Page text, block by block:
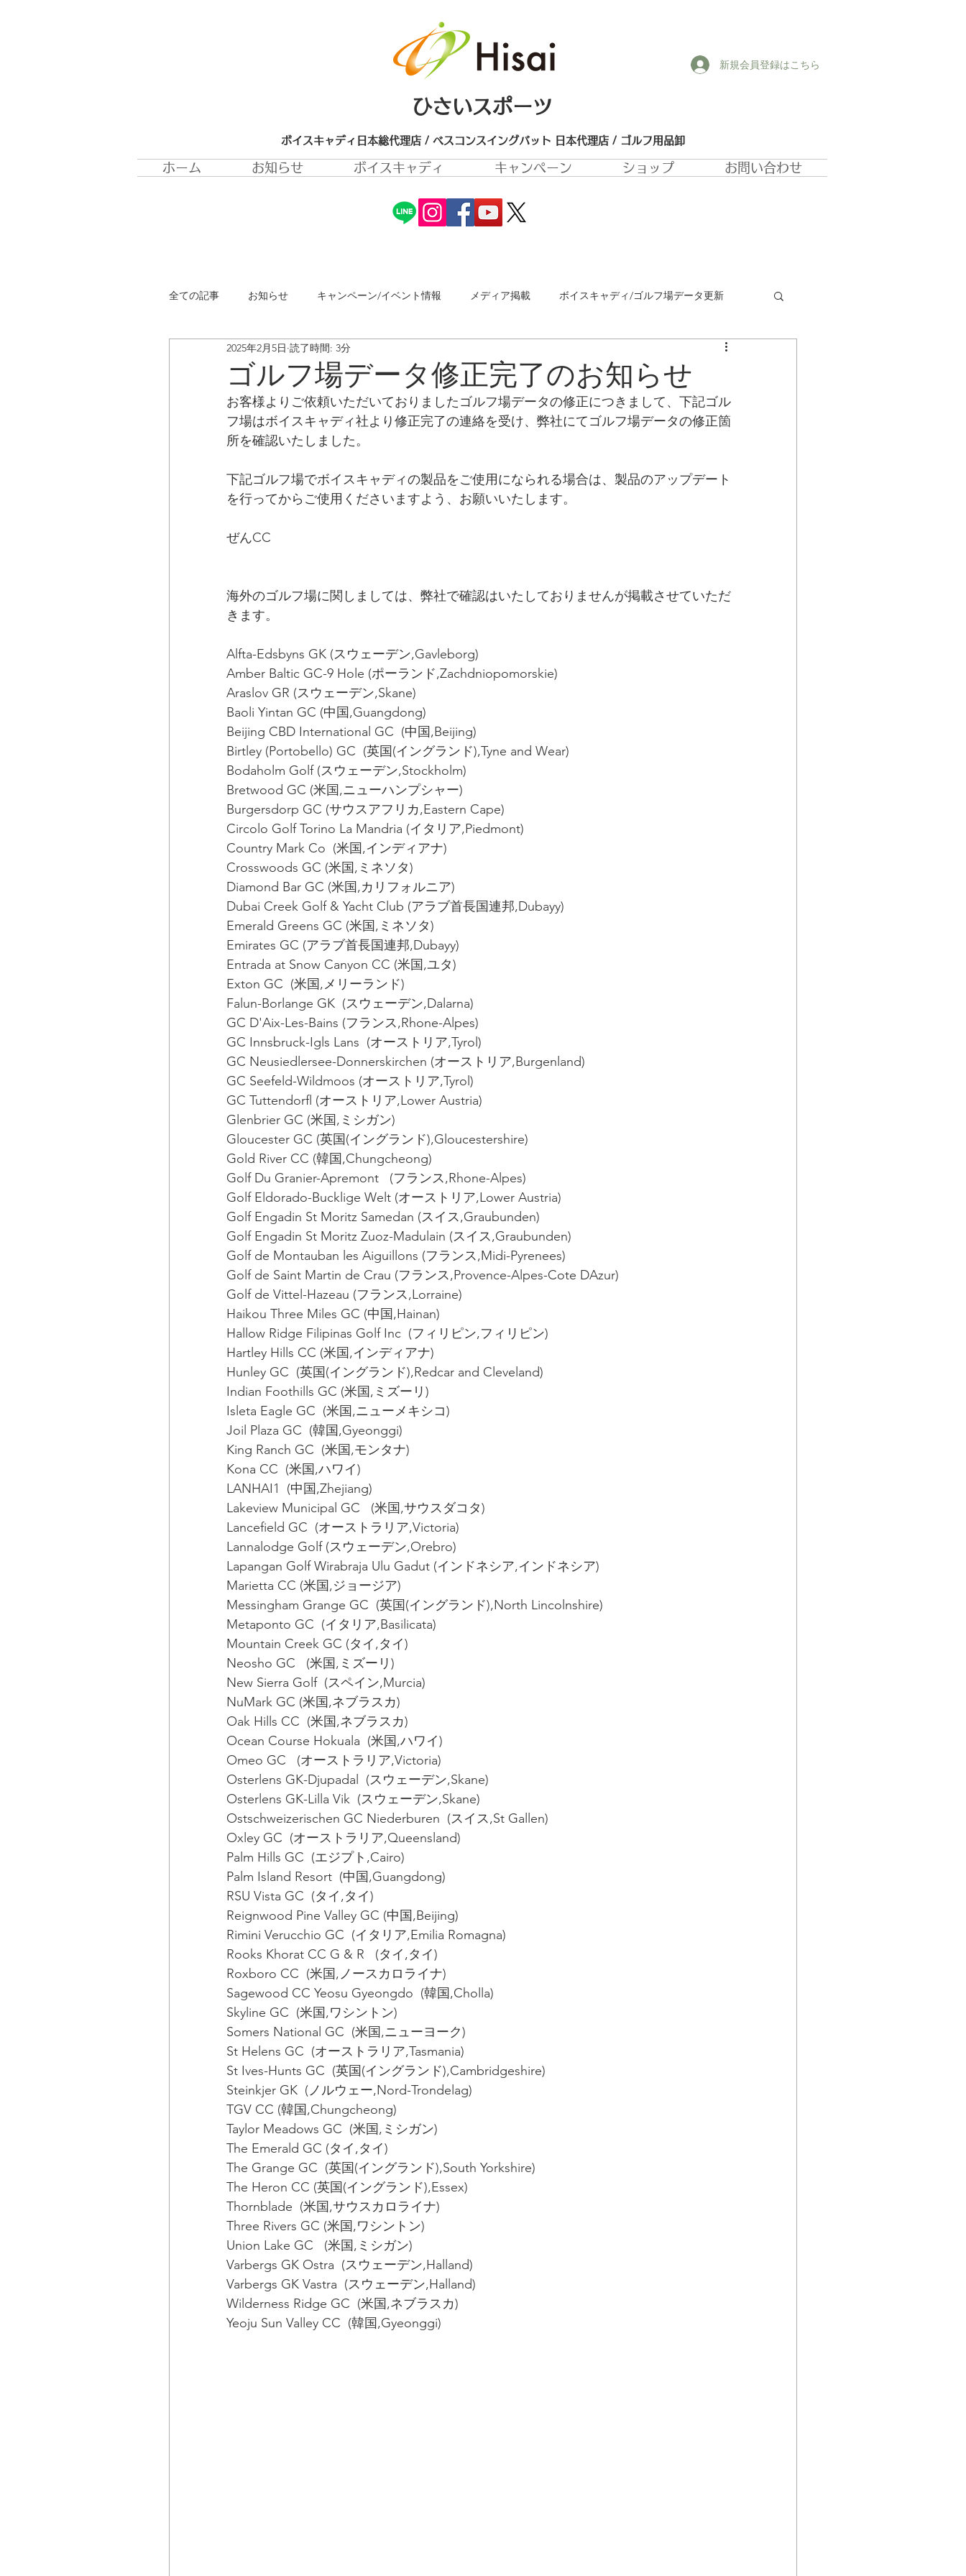
新規会員登録はこちら
ひさいスポーツ
ボイスキャディ日本総代理店 / ベスコンスイングバット 日本代理店​ / ゴルフ用品卸
ホーム お知らせ ボイスキャディ キャンペーン ショップ お問い合わせ
全ての記事 お知らせ キャンペーン/イベント情報 メディア掲載 ボイスキャディ/ゴルフ場データ更新
ボイスキャディ/アップデート情報
お客様の声 コラム
ゴルフ場データ修正完了のお知らせ
2025年2月5日 読了時間: 3分
お客様よりご依頼いただいておりましたゴルフ場データの修正につきまして、下記ゴル
フ場はボイスキャディ社より修正完了の連絡を受け、弊社にてゴルフ場データの修正箇
所を確認いたしました。
下記ゴルフ場でボイスキャディの製品をご使用になられる場合は、製品のアップデート
を行ってからご使用くださいますよう、お願いいたします。
ぜんCC
海外のゴルフ場に関しましては、 弊社で確認はいたしておりませんが掲載させていただ
きます。
Alfta-Edsbyns GK (スウェーデン,Gavleborg)
Amber Baltic GC-9 Hole (ポーランド,Zachdniopomorskie)
Araslov GR (スウェーデン,Skane)
Baoli Yintan GC (中国,Guangdong)
Beijing CBD International GC  (中国,Beijing)
Birtley (Portobello) GC  (英国(イングランド),Tyne and Wear)
Bodaholm Golf (スウェーデン,Stockholm)
Bretwood GC (米国,ニューハンプシャー)
Burgersdorp GC (サウスアフリカ,Eastern Cape)
Circolo Golf Torino La Mandria (イタリア,Piedmont)
Country Mark Co  (米国,インディアナ)
Crosswoods GC (米国,ミネソタ)
Diamond Bar GC (米国,カリフォルニア)
Dubai Creek Golf & Yacht Club (アラブ首長国連邦,Dubayy)
Emerald Greens GC (米国,ミネソタ)
Emirates GC (アラブ首長国連邦,Dubayy)
Entrada at Snow Canyon CC (米国,ユタ)
Exton GC  (米国,メリーランド)
Falun-Borlange GK  (スウェーデン,Dalarna)
GC D'Aix-Les-Bains (フランス,Rhone-Alpes)
GC Innsbruck-Igls Lans  (オーストリア,Tyrol)
GC Neusiedlersee-Donnerskirchen (オーストリア,Burgenland)
GC Seefeld-Wildmoos (オーストリア,Tyrol)
GC Tuttendorfl (オーストリア,Lower Austria)
Glenbrier GC (米国,ミシガン)
Gloucester GC (英国(イングランド),Gloucestershire)
Gold River CC (韓国,Chungcheong)
Golf Du Granier-Apremont   (フランス,Rhone-Alpes)
Golf Eldorado-Bucklige Welt (オーストリア,Lower Austria)
Golf Engadin St Moritz Samedan (スイス,Graubunden)
Golf Engadin St Moritz Zuoz-Madulain (スイス,Graubunden)
Golf de Montauban les Aiguillons (フランス,Midi-Pyrenees)
Golf de Saint Martin de Crau (フランス,Provence-Alpes-Cote DAzur)
Golf de Vittel-Hazeau (フランス,Lorraine)
Haikou Three Miles GC (中国,Hainan)
Hallow Ridge Filipinas Golf Inc  (フィリピン,フィリピン)
Hartley Hills CC (米国,インディアナ)
Hunley GC  (英国(イングランド),Redcar and Cleveland)
Indian Foothills GC (米国,ミズーリ)
Isleta Eagle GC  (米国,ニューメキシコ)
Joil Plaza GC  (韓国,Gyeonggi)
King Ranch GC  (米国,モンタナ)
Kona CC  (米国,ハワイ)
LANHAI1  (中国,Zhejiang)
Lakeview Municipal GC   (米国,サウスダコタ)
Lancefield GC  (オーストラリア,Victoria)
Lannalodge Golf (スウェーデン,Orebro)
Lapangan Golf Wirabraja Ulu Gadut (インドネシア,インドネシア)
Marietta CC (米国,ジョージア)
Messingham Grange GC  (英国(イングランド),North Lincolnshire)
Metaponto GC  (イタリア,Basilicata)
Mountain Creek GC (タイ,タイ)
Neosho GC   (米国,ミズーリ)
New Sierra Golf  (スペイン,Murcia)
NuMark GC (米国,ネブラスカ)
Oak Hills CC  (米国,ネブラスカ)
Ocean Course Hokuala  (米国,ハワイ)
Omeo GC   (オーストラリア,Victoria)
Osterlens GK-Djupadal  (スウェーデン,Skane)
Osterlens GK-Lilla Vik  (スウェーデン,Skane)
Ostschweizerischen GC Niederburen  (スイス,St Gallen)
Oxley GC  (オーストラリア,Queensland)
Palm Hills GC  (エジプト,Cairo)
Palm Island Resort  (中国,Guangdong)
RSU Vista GC  (タイ,タイ)
Reignwood Pine Valley GC (中国,Beijing)
Rimini Verucchio GC  (イタリア,Emilia Romagna)
Rooks Khorat CC G & R   (タイ,タイ)
Roxboro CC  (米国,ノースカロライナ)
Sagewood CC Yeosu Gyeongdo  (韓国,Cholla)
Skyline GC  (米国,ワシントン)
Somers National GC  (米国,ニューヨーク)
St Helens GC  (オーストラリア,Tasmania)
St Ives-Hunts GC  (英国(イングランド),Cambridgeshire)
Steinkjer GK  (ノルウェー,Nord-Trondelag)
TGV CC (韓国,Chungcheong)
Taylor Meadows GC  (米国,ミシガン)
The Emerald GC (タイ,タイ)
The Grange GC  (英国(イングランド),South Yorkshire)
The Heron CC (英国(イングランド),Essex)
Thornblade  (米国,サウスカロライナ)
Three Rivers GC (米国,ワシントン)
Union Lake GC   (米国,ミシガン)
Varbergs GK Ostra  (スウェーデン,Halland)
Varbergs GK Vastra  (スウェーデン,Halland)
Wilderness Ridge GC  (米国,ネブラスカ)
Yeoju Sun Valley CC  (韓国,Gyeonggi)